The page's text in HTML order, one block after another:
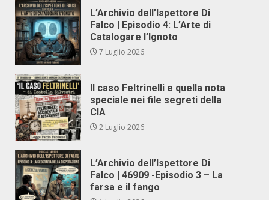
L’Archivio dell’Ispettore Di
Falco | Episodio 4: L’Arte di
Catalogare l’Ignoto
7 Luglio 2026
Il caso Feltrinelli e quella nota
speciale nei file segreti della
CIA
2 Luglio 2026
L’Archivio dell’Ispettore Di
Falco | 46909 -Episodio 3 – La
farsa e il fango